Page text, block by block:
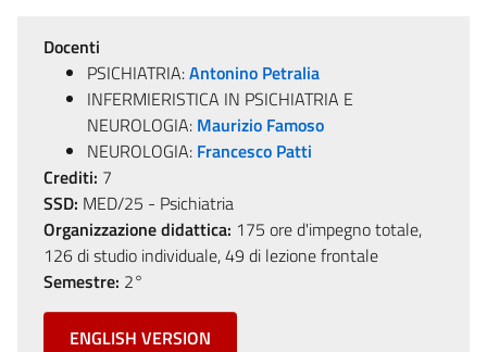
Docenti
PSICHIATRIA:Antonino Petralia
INFERMIERISTICA IN PSICHIATRIA E
NEUROLOGIA: Maurizio Famoso
NEUROLOGIA: Francesco Patti
Crediti: 7
SSD: MED/25 - Psichiatria
Organizzazione didattica: 175 ore d'impegno totale,
126 di studio individuale, 49 di lezione frontale
Semestre: 2°
ENGLISH VERSION